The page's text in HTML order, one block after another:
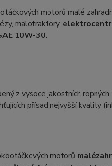
motorů malé
malotraktory,
10W-30.
z vysoce jakostních
přísad nejvyšší kvality
motorů malé